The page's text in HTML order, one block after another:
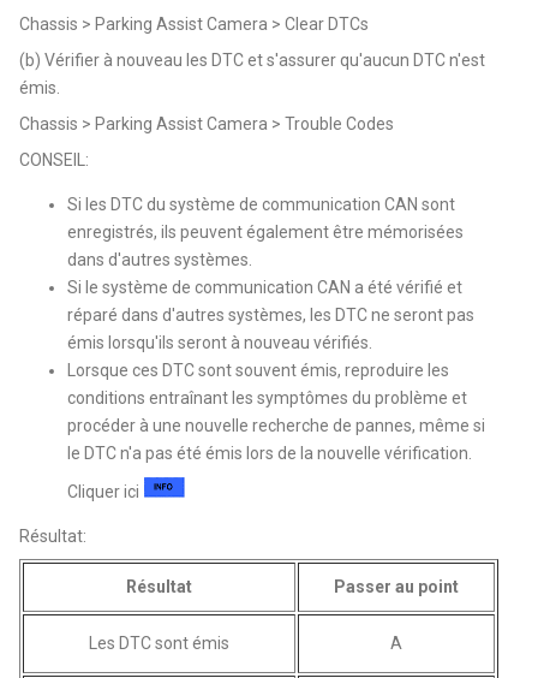
Chassis > Parking Assist Camera > Clear DTCs
(b) Vérifier à nouveau les DTC et s'assurer qu'aucun DTC n'est
émis.
Chassis > Parking Assist Camera > Trouble Codes
CONSEIL:
Si les DTC du système de communication CAN sont
enregistrés, ils peuvent également être mémorisées
dans d'autres systèmes.
Si le système de communication CAN a été vérifié et
réparé dans d'autres systèmes, les DTC ne seront pas
émis lorsqu'ils seront à nouveau vérifiés.
Lorsque ces DTC sont souvent émis, reproduire les
conditions entraînant les symptômes du problème et
procéder à une nouvelle recherche de pannes, même si
le DTC n'a pas été émis lors de la nouvelle vérification.
Cliquer ici
Résultat:
Résultat Passer au point
Les DTC sont émis A